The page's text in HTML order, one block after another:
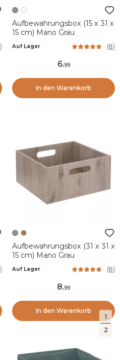
1
2
)
Aufbewahrungsbox (15 x 31 x
15 cm) Mano Grau
Auf Lager (8)
6.99
In den Warenkorb
)
Aufbewahrungsbox (31 x 31 x
15 cm) Mano Grau
Auf Lager (8)
8.99
In den Warenkorb